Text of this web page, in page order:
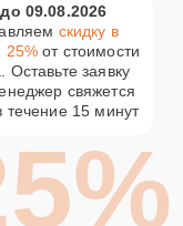
только
Xiaomi в
техники еще
ремонт
Ремонт по
09.08.2026
скидку в
25% от стоимости
Оставьте заявку
свяжется
течение 15 минут